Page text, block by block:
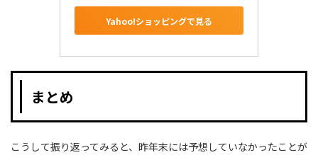
Yahoo!ショッピングで見る
まとめ
こうして振り返ってみると、昨年末には予想していなかったことが